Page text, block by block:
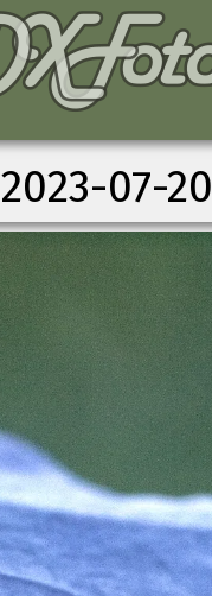
2023-07-20